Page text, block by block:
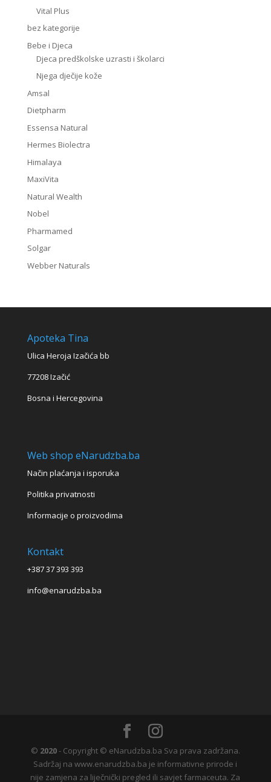
Vital Plus
bez kategorije
Bebe i Djeca
Djeca predškolske uzrasti i školarci
Njega dječije kože
Amsal
Dietpharm
Essensa Natural
Hermes Biolectra
Himalaya
MaxiVita
Natural Wealth
Nobel
Pharmamed
Solgar
Webber Naturals
Apoteka Tina
Ulica Heroja Izačića bb
77208 Izačić
Bosna i Hercegovina
Web shop eNarudzba.ba
Način plaćanja i isporuka
Politika privatnosti
Informacije o proizvodima
Kontakt
+387 37 393 393
info@enarudzba.ba
© 2020- Copyright © eNarudzba.ba Sva prava zadržana.
Sadržaj na www.enarudzba.ba je informativne prirode i
nije zamjena za liječnički pregled ili savjet farmaceuta. Za